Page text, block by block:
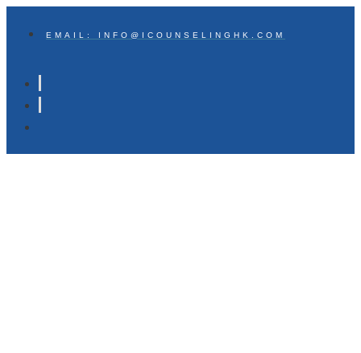
EMAIL: INFO@ICOUNSELINGHK.COM